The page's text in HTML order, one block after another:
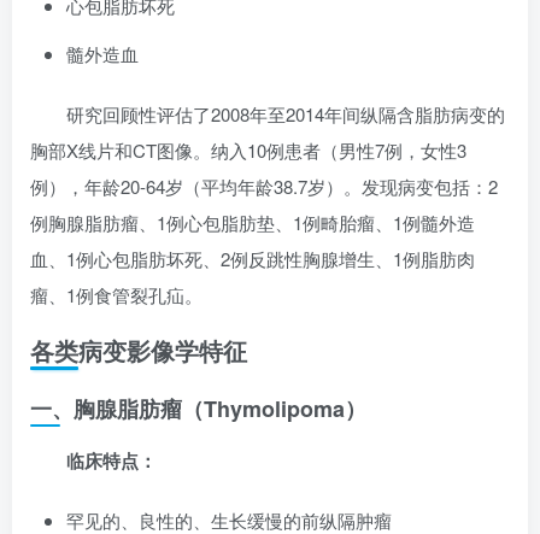
心包脂肪坏死
髓外造血
研究回顾性评估了2008年至2014年间纵隔含脂肪病变的
胸部X线片和CT图像。纳入10例患者（男性7例，女性3
例），年龄20-64岁（平均年龄38.7岁）。发现病变包括：2
例胸腺脂肪瘤、1例心包脂肪垫、1例畸胎瘤、1例髓外造
血、1例心包脂肪坏死、2例反跳性胸腺增生、1例脂肪肉
瘤、1例食管裂孔疝。
各类病变影像学特征
一、胸腺脂肪瘤（Thymolipoma）
临床特点：
罕见的、良性的、生长缓慢的前纵隔肿瘤